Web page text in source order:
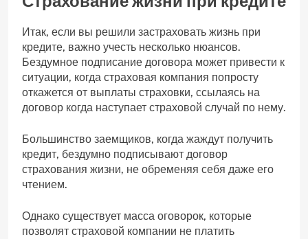
Итак, если вы решили застраховать жизнь при
кредите, важно учесть несколько нюансов.
Бездумное подписание договора может привести к
ситуации, когда страховая компания попросту
откажется от выплаты страховки, ссылаясь на
договор когда наступает страховой случай по нему.
Большинство заемщиков, когда жаждут получить
кредит, бездумно подписывают договор
страхования жизни, не обременяя себя даже его
чтением.
Однако существует масса оговорок, которые
позволят страховой компании не платить